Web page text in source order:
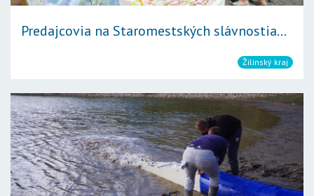
Predajcovia na Staromestských slávnostia...
Žilinský kraj